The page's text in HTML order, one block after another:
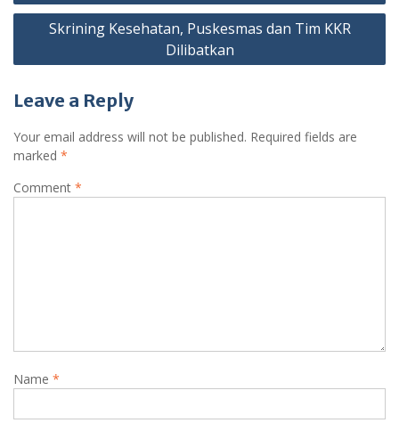
Skrining Kesehatan, Puskesmas dan Tim KKR
Dilibatkan
Leave a Reply
Your email address will not be published. Required fields are
marked *
Comment *
Name *